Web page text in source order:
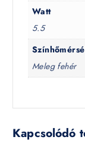
Watt
5.5
Meleg fehér
Kapcsolódó